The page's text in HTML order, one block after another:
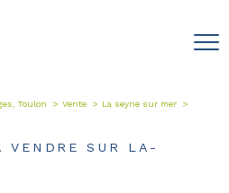
Toulon Vente
La seyne sur mer
VENDRE SUR LA-